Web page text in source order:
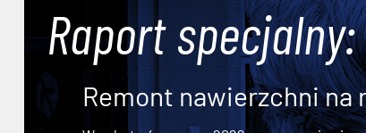
Raport
Remont nawierzchni na